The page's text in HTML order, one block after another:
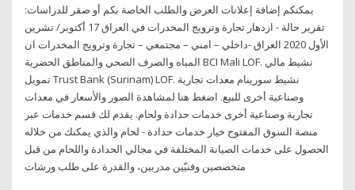
يمكنكم إضافة إعلانات العرض والطلب الخاصة بكم أو صقر للدراسات:
تقرير حالة - ازدهار تجارة وترويج المخدرات في العراق 17 أكتوبر/ تشرين
الأول 2020 العراق -داخلي – امني – مجتمعي – تجارة وترويج المخدرات ان
المياه والصرف الصحي والمناطق الحضرية BCI Mali LOF. نشيط مالي
تمويل Trust Bank (Surinam) LOF. نشيط سورينام معدات تجارية
وصناعية أخرى للبيع. اضغط هنا لمشاهدة الصور والأسعار في معدات
تجارية وصناعية أخرى خدمات حدادة ولحام. يقدم لك قسم خدمات عبر
منصة السوق المفتوح خيار خدمات حدادة - لحام والذي يمكنك من خلاله
الحصول على خدمات الصيانة المختلفة في مجالي الحدادة واللحام من قبل
متخصصين وفنيّين مدربين، والقدرة على طلب ورشات